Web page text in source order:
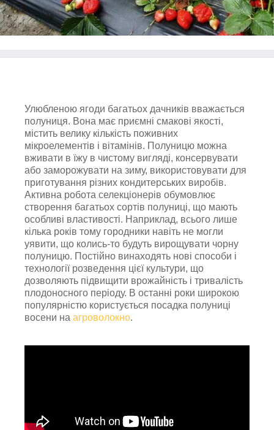
Улюбленою ягоди багатьох дачників вважається
полуниця. Вона має приємні смакові якості,
містить велику кількість поживних
мікроелементів і вітамінів. Полуницю можна
вживати в їжу в чистому вигляді, консервувати
або заморожувати на зиму, використовувати для
приготування різних кондитерських виробів.
Активна робота селекціонерів обумовлює
створення багатьох сортів полуниці, що мають
особливі властивості. Наприклад, всього лише
кілька років тому городники навіть не могли
уявити, що колись-то будуть вирощувати чорну
полуницю. Постійно винаходять нові способи і
технології розведення цієї культури, що
дозволяють підвищити врожайність і тривалість
плодоносного періоду. В останні роки широкою
популярністю користується посадка полуниці
восени на агроволокно.